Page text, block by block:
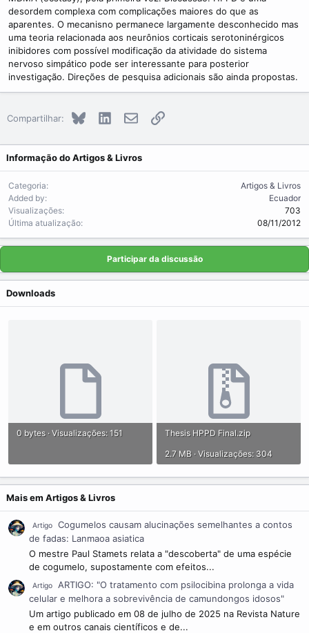
desordem complexa com complicações maiores do que as
aparentes. O mecanisno permanece largamente desconhecido mas
uma teoria relacionada aos neurônios corticais serotoninérgicos
inibidores com possível modificação da atividade do sistema
nervoso simpático pode ser interessante para posterior
investigação. Direções de pesquisa adicionais são ainda propostas.
Compartilhar: Bluesky LinkedInE-mailLink
Informação do Artigos & Livros
Categoria
Artigos & Livros
Added by
Ecuador
Visualizações
703
Última atualização
08/11/2012
Participar da discussão
Downloads
0 bytes · Visualizações: 151
Thesis HPPD Final.zip
2.7 MB · Visualizações: 304
Mais em Artigos & Livros
Artigo
Cogumelos causam alucinações semelhantes a contos
de fadas: Lanmaoa asiatica
O mestre Paul Stamets relata a "descoberta" de uma espécie
de cogumelo, supostamente com efeitos...
Artigo
ARTIGO: "O tratamento com psilocibina prolonga a vida
celular e melhora a sobrevivência de camundongos idosos"
Um artigo publicado em 08 de julho de 2025 na Revista Nature
e em outros canais científicos e de...